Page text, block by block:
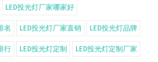
LED投光灯厂家哪家好
名 LED投光灯厂家直销 LED投光灯品牌
行 LED投光灯定制 LED投光灯定制厂家